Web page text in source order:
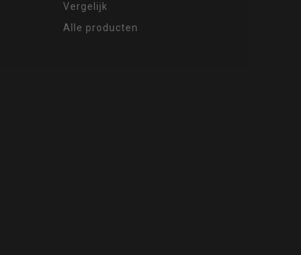
Vergelijk
Alle producten